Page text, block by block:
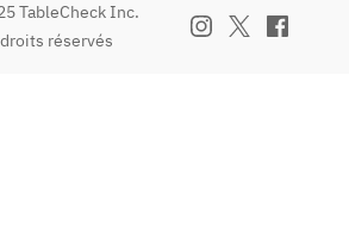
TableCheck Inc.
réservés